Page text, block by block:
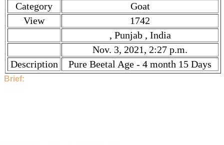
Category
Goat
View
1742
, Punjab , India
Nov. 3, 2021, 2:27 p.m.
Description
Pure Beetal Age - 4 month 15 Days
Brief: